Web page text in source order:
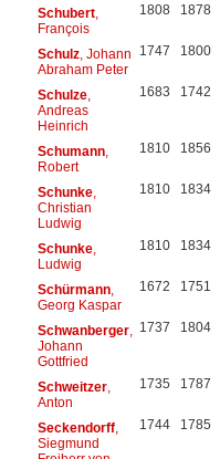
Schubert,
François
1808 1878
Schulz, Johann
Abraham Peter
1747 1800
Schulze,
Andreas
Heinrich
1683 1742
Schumann,
Robert
1810 1856
Schunke,
Christian
Ludwig
1810 1834
Schunke,
Ludwig
1810 1834
Schürmann,
Georg Kaspar
1672 1751
Schwanberger,
Johann
Gottfried
1737 1804
Schweitzer,
Anton
1735 1787
Seckendorff,
Siegmund
1744 1785